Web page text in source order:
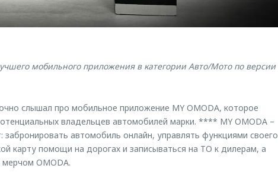
мобильного приложения в категории Авто/Мото по версии
слышал про мобильное приложение MY OMODA, которое
владельцев автомобилей марки. **** MY OMODA –
забронировать автомобиль онлайн, управлять функциями своего
карту помощи на дорогах и записываться на ТО к дилерам, а
OMODA.